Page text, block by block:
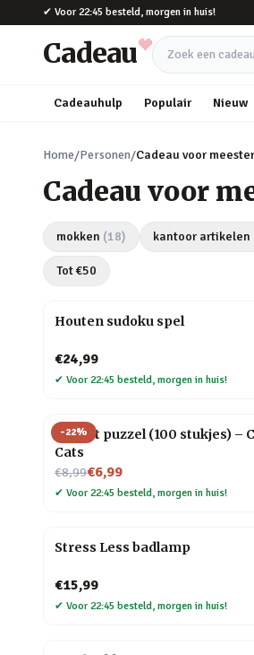
Naar hoofdinhoud
✔ Voor 22:45 besteld, morgen in huis!
Cadeau Zoek een cadeau
Cadeauhulp Populair Nieuw
Home/Personen/Cadeau voor meester
Cadeau voor
mokken (18) kantoor artikelen
Tot €50
Houten sudoku spel
€24,99
✔ Voor 22:45 besteld, morgen in huis!
-22%
Pocket puzzel (100 stukjes) –
Cats
€8,99
Nu voor€6,99
✔ Voor 22:45 besteld, morgen in huis!
Stress Less badlamp
€15,99
✔ Voor 22:45 besteld, morgen in huis!